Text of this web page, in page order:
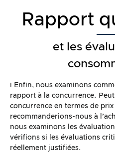
Rapport
et les
ℹ️ Enfin, nous examinons
rapport à la concurrence.
concurrence en termes de
recommanderions-nous à
nous examinons les
vérifions si les évaluations
réellement justifiées.